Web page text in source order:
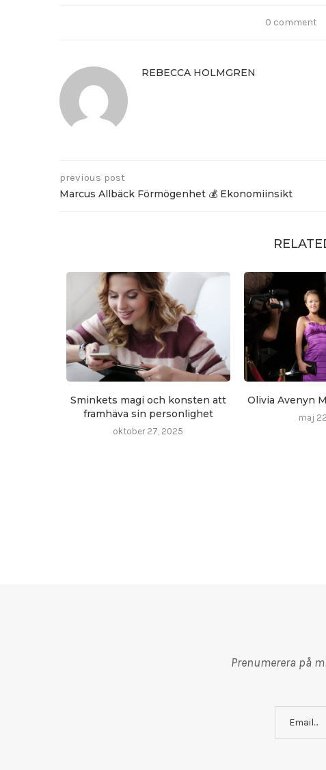
0 comment
REBECCA HOLMGREN
previous post
Marcus Allbäck Förmögenhet 💰 Ekonomiinsikt
Sminkets magi och konsten att
framhäva sin personlighet
oktober 27, 2025
Olivia Avenyn
maj
Prenumerera på